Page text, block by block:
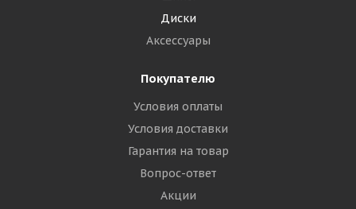
Диски
Аксессуары
Покупателю
Условия оплаты
Условия доставки
Гарантия на товар
Вопрос-ответ
Акции